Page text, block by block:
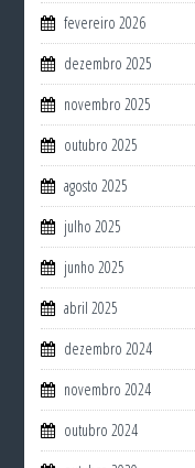
fevereiro 2026
dezembro 2025
novembro 2025
outubro 2025
agosto 2025
julho 2025
junho 2025
abril 2025
dezembro 2024
novembro 2024
outubro 2024